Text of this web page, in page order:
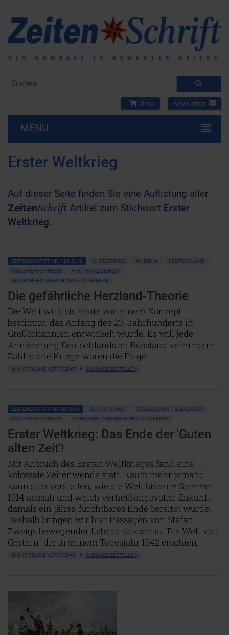
Shop Newsletter
MENU
Erster Weltkrieg
Auf dieser Seite finden Sie eine Auflistung aller
ZeitenSchrift Artikel zum Stichwort Erster
Weltkrieg.
ZEITENSCHRIFT NR. 123, S.10 2. WELTKRIEG AMERIKA
DEUTSCHLAND
INSZENIERTE KRIEGE
POLITIK ALLGEMEIN
MENSCHHEITSGESCHICHTE ALLGEMEIN
Die gefährliche Herzland-Theorie
Die Welt wird bis heute von einem Konzept
bestimmt, das Anfang des 20. Jahrhunderts in
Großbritannien entwickelt wurde. Es will jede
Annäherung Deutschlands an Russland verhindern.
Zahlreiche Kriege waren die Folge.
NICHT ONLINE VERFÜGBAR AUSGABE BESTELLEN
ZEITENSCHRIFT NR. 80, S.45 DEUTSCHLAND
GESELLSCHAFT ALLGEMEIN
INSZENIERTE KRIEGE
MENSCHHEITSGESCHICHTE ALLGEMEIN
Erster Weltkrieg: Das Ende der 'Guten
alten Zeit'!
Mit Anbruch des Ersten Weltkrieges fand eine
kolossale Zeitenwende statt. Kaum mehr jemand
kann sich vorstellen, wie die Welt bis zum Sommer
1914 aussah und welch verheißungsvoller Zukunft
damals ein jähes, furchtbares Ende bereitet wurde.
Deshalb bringen wir hier Passagen von Stefan
Zweigs bewegender Lebensrückschau "Die Welt von
Gestern" die in seinem Todesjahr 1942 erschien.
NICHT ONLINE VERFÜGBAR AUSGABE BESTELLEN